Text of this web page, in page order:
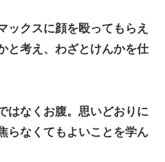
ックスに顔を殴ってもらえ
と考え、わざとけんかを仕
はなくお腹。思いどおりに
らなくてもよいことを学ん